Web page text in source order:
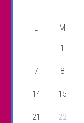
L
M
1
7 8
14 15
21 22